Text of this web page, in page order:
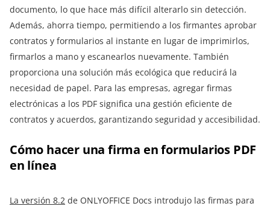
documento, lo que hace más difícil alterarlo sin detección.
Además, ahorra tiempo, permitiendo a los firmantes aprobar
contratos y formularios al instante en lugar de imprimirlos,
firmarlos a mano y escanearlos nuevamente. También
proporciona una solución más ecológica que reducirá la
necesidad de papel. Para las empresas, agregar firmas
electrónicas a los PDF significa una gestión eficiente de
contratos y acuerdos, garantizando seguridad y accesibilidad.
Cómo hacer una firma en formularios PDF
en línea
La versión 8.2 de ONLYOFFICE Docs introdujo las firmas para